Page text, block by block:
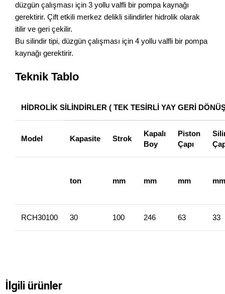
düzgün çalışması için 3 yollu valfli bir pompa kaynağı
gerektirir. Çift etkili merkez delikli silindirler hidrolik olarak
itilir ve geri çekilir.
Bu silindir tipi, düzgün çalışması için 4 yollu valfli bir pompa
kaynağı gerektirir.
Teknik Tablo
HİDROLİK SİLİNDİRLER ( TEK TESİRLİ YAY GERİ
Model Kapasite Strok
Kapalı
Boy
Piston
Çapı
ton mm mm mm mm
RCH30100 30 100 246 63 33
İlgili ürünler